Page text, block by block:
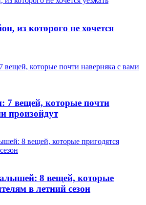
из которого не хочется
7 вещей, которые почти
произойдут
8 вещей, которые
в летний сезон